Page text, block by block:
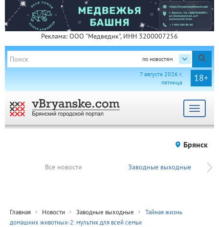
Реклама: ООО "Медведик", ИНН 3200007256
по новостям
18+
7 августа 2026 г.
пятница
Toggle
Брянск
Все новости Заводные выходные
Главная Новости Заводные выходные
Тайная жизнь
домашних животных-2: мультик для всей семьи